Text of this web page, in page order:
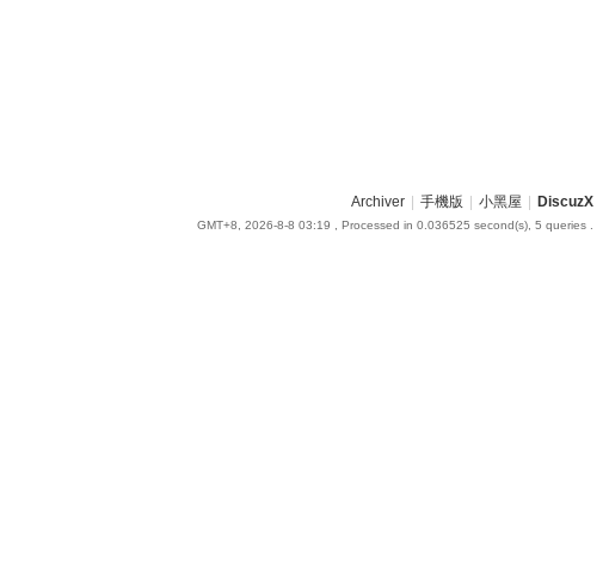
Archiver 手機版 小黑屋 DiscuzX
GMT+8, 2026-8-8 03:19 , Processed in 0.036525 second(s), 5 queries .